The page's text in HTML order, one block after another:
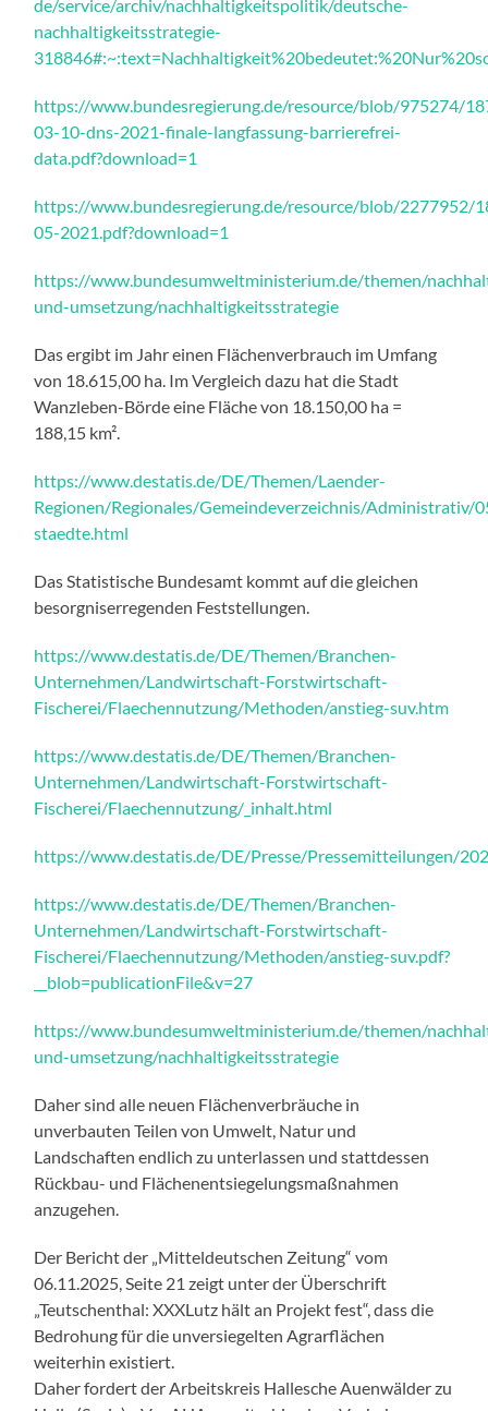
de/service/archiv/nachhaltigkeitspolitik/deutsche-
nachhaltigkeitsstrategie-
https://www.bundesregierung.de/resource/blob/975274/
03-10-dns-2021-finale-langfassung-barrierefrei-
data.pdf?download=1
https://www.bundesregierung.de/resource/blob/2277952/
05-2021.pdf?download=1
https://www.bundesumweltministerium.de/themen/
und-umsetzung/nachhaltigkeitsstrategie
Das ergibt im Jahr einen Flächenverbrauch im Umfang
von 18.615,00 ha. Im Vergleich dazu hat die Stadt
Wanzleben-Börde eine Fläche von 18.150,00 ha =
188,15 km².
https://www.destatis.de/DE/Themen/Laender-
Regionen/Regionales/Gemeindeverzeichnis/Administrativ/
staedte.html
Das Statistische Bundesamt kommt auf die gleichen
besorgniserregenden Feststellungen.
https://www.destatis.de/DE/Themen/Branchen-
Unternehmen/Landwirtschaft-Forstwirtschaft-
Fischerei/Flaechennutzung/Methoden/anstieg-suv.htm
https://www.destatis.de/DE/Themen/Branchen-
Unternehmen/Landwirtschaft-Forstwirtschaft-
Fischerei/Flaechennutzung/_inhalt.html
https://www.destatis.de/DE/Presse/Pressemitteilungen/
https://www.destatis.de/DE/Themen/Branchen-
Unternehmen/Landwirtschaft-Forstwirtschaft-
Fischerei/Flaechennutzung/Methoden/anstieg-suv.pdf?
__blob=publicationFile&v=27
https://www.bundesumweltministerium.de/themen/
und-umsetzung/nachhaltigkeitsstrategie
Daher sind alle neuen Flächenverbräuche in
unverbauten Teilen von Umwelt, Natur und
Landschaften endlich zu unterlassen und stattdessen
Rückbau- und Flächenentsiegelungsmaßnahmen
anzugehen.
Der Bericht der „Mitteldeutschen Zeitung“ vom
06.11.2025, Seite 21 zeigt unter der Überschrift
„Teutschenthal: XXXLutz hält an Projekt fest“, dass die
Bedrohung für die unversiegelten Agrarflächen
weiterhin existiert.
Daher fordert der Arbeitskreis Hallesche Auenwälder zu